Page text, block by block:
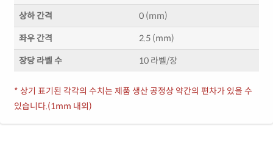
상하 간격 0 (mm)
좌우 간격 2.5 (mm)
장당 라벨 수 10 라벨/장
* 상기 표기된 각각의 수치는 제품 생산 공정상 약간의 편차가 있을 수
있습니다.(1mm 내외)